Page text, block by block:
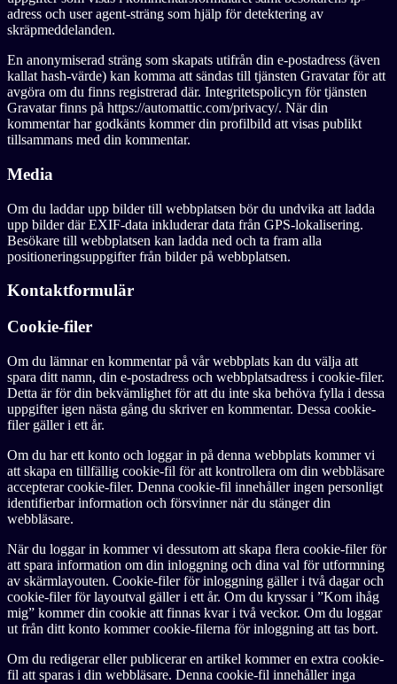
adress och user agent-sträng som hjälp för detektering av
skräpmeddelanden.
En anonymiserad sträng som skapats utifrån din e-postadress (även
kallat hash-värde) kan komma att sändas till tjänsten Gravatar för att
avgöra om du finns registrerad där. Integritetspolicyn för tjänsten
Gravatar finns på https://automattic.com/privacy/. När din
kommentar har godkänts kommer din profilbild att visas publikt
tillsammans med din kommentar.
Media
Om du laddar upp bilder till webbplatsen bör du undvika att ladda
upp bilder där EXIF-data inkluderar data från GPS-lokalisering.
Besökare till webbplatsen kan ladda ned och ta fram alla
positioneringsuppgifter från bilder på webbplatsen.
Kontaktformulär
Cookie-filer
Om du lämnar en kommentar på vår webbplats kan du välja att
spara ditt namn, din e-postadress och webbplatsadress i cookie-filer.
Detta är för din bekvämlighet för att du inte ska behöva fylla i dessa
uppgifter igen nästa gång du skriver en kommentar. Dessa cookie-
filer gäller i ett år.
Om du har ett konto och loggar in på denna webbplats kommer vi
att skapa en tillfällig cookie-fil för att kontrollera om din webbläsare
accepterar cookie-filer. Denna cookie-fil innehåller ingen personligt
identifierbar information och försvinner när du stänger din
webbläsare.
När du loggar in kommer vi dessutom att skapa flera cookie-filer för
att spara information om din inloggning och dina val för utformning
av skärmlayouten. Cookie-filer för inloggning gäller i två dagar och
cookie-filer för layoutval gäller i ett år. Om du kryssar i ”Kom ihåg
mig” kommer din cookie att finnas kvar i två veckor. Om du loggar
ut från ditt konto kommer cookie-filerna för inloggning att tas bort.
Om du redigerar eller publicerar en artikel kommer en extra cookie-
fil att sparas i din webbläsare. Denna cookie-fil innehåller inga